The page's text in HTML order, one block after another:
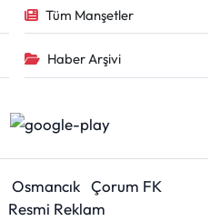
Tüm Manşetler
Haber Arşivi
Osmancık Çorum FK
Resmi Reklam